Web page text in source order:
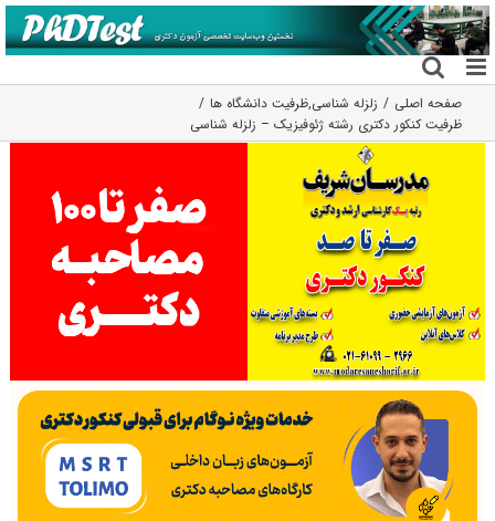
رفتن
به
محتوا
صفحه اصلی زلزله شناسی,ظرفیت دانشگاه ها
ظرفیت کنکور دکتری رشته ژﺋﻮﻓﻴﺰیک – زلزله شناسی